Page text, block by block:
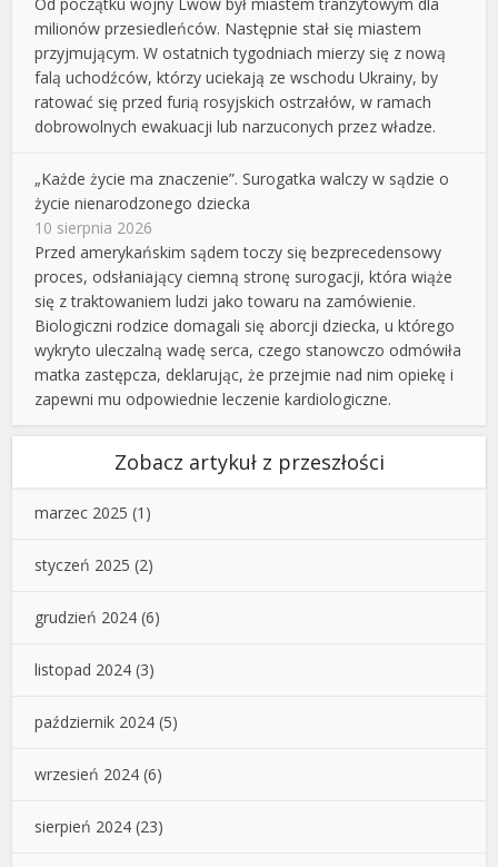
Od początku wojny Lwów był miastem tranzytowym dla
milionów przesiedleńców. Następnie stał się miastem
przyjmującym. W ostatnich tygodniach mierzy się z nową
falą uchodźców, którzy uciekają ze wschodu Ukrainy, by
ratować się przed furią rosyjskich ostrzałów, w ramach
dobrowolnych ewakuacji lub narzuconych przez władze.
„Każde życie ma znaczenie”. Surogatka walczy w sądzie o
życie nienarodzonego dziecka
10 sierpnia 2026
Przed amerykańskim sądem toczy się bezprecedensowy
proces, odsłaniający ciemną stronę surogacji, która wiąże
się z traktowaniem ludzi jako towaru na zamówienie.
Biologiczni rodzice domagali się aborcji dziecka, u którego
wykryto uleczalną wadę serca, czego stanowczo odmówiła
matka zastępcza, deklarując, że przejmie nad nim opiekę i
zapewni mu odpowiednie leczenie kardiologiczne.
Zobacz artykuł z przeszłości
marzec 2025 (1)
styczeń 2025 (2)
grudzień 2024 (6)
listopad 2024 (3)
październik 2024 (5)
wrzesień 2024 (6)
sierpień 2024 (23)